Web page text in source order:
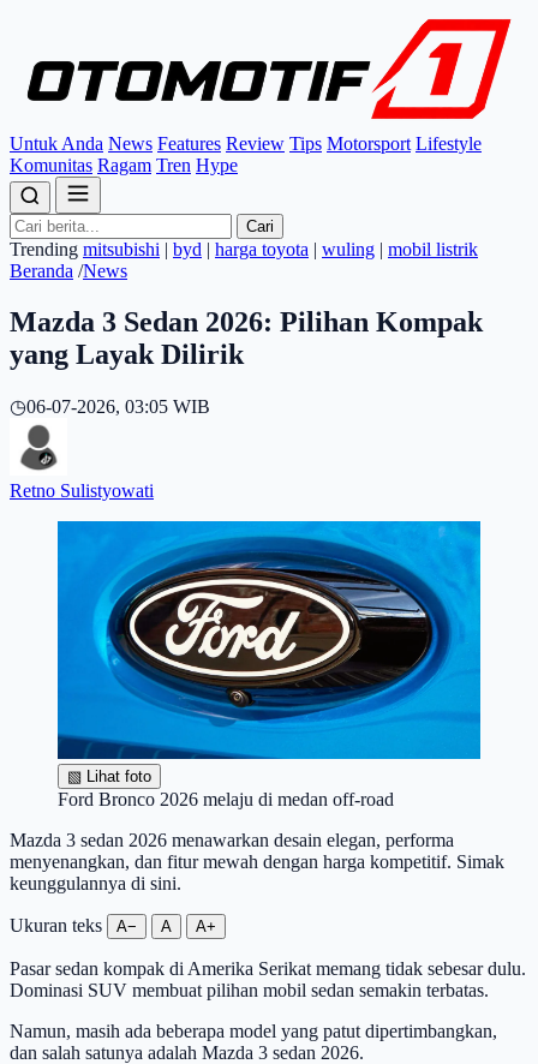
Untuk Anda News Features Review Tips Motorsport Lifestyle
Komunitas Ragam Tren Hype
Cari
Trending mitsubishi | byd | harga toyota | wuling | mobil listrik
Beranda /News
Mazda 3 Sedan 2026: Pilihan Kompak
yang Layak Dilirik
◷06-07-2026, 03:05 WIB
Retno Sulistyowati
▧ Lihat foto
Ford Bronco 2026 melaju di medan off-road
Mazda 3 sedan 2026 menawarkan desain elegan, performa
menyenangkan, dan fitur mewah dengan harga kompetitif. Simak
keunggulannya di sini.
Ukuran teks A− A A+
Pasar sedan kompak di Amerika Serikat memang tidak sebesar dulu.
Dominasi SUV membuat pilihan mobil sedan semakin terbatas.
Namun, masih ada beberapa model yang patut dipertimbangkan,
dan salah satunya adalah Mazda 3 sedan 2026.